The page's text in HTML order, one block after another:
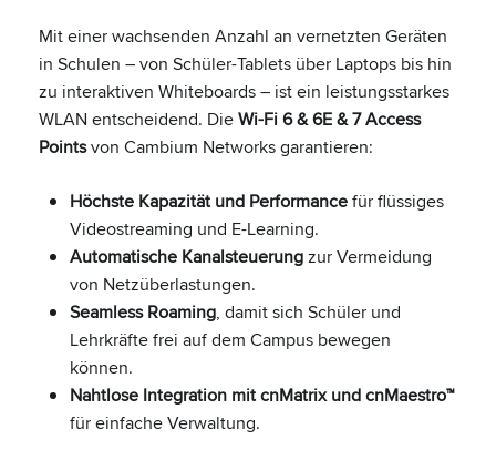
Mit einer wachsenden Anzahl an vernetzten Geräten
in Schulen – von Schüler-Tablets über Laptops bis hin
zu interaktiven Whiteboards – ist ein leistungsstarkes
WLAN entscheidend. DieWi-Fi 6 & 6E & 7 Access
Pointsvon Cambium Networks garantieren:
Höchste Kapazität und Performancefür flüssiges
Videostreaming und E-Learning.
Automatische Kanalsteuerungzur Vermeidung
von Netzüberlastungen.
Seamless Roaming, damit sich Schüler und
Lehrkräfte frei auf dem Campus bewegen
können.
Nahtlose Integration mit cnMatrix und cnMaestro™
für einfache Verwaltung.